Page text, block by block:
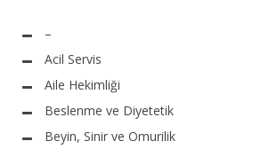
–
Acil Servis
Aile Hekimliği
Beslenme ve Diyetetik
Beyin, Sinir ve Omurilik